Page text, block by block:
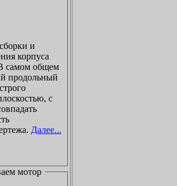
и
корпуса
самом общем
продольный
с
Далее...
мотор